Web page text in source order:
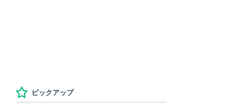
ピックアップ